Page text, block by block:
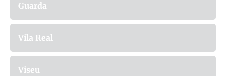
Guarda
Vila Real
Viseu